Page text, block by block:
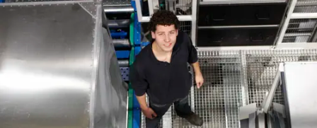
ga je één dag per week
naar school. Meestal heb
arbeidsovereenkomst
met het erkende
leerbedrijf en krijg je
salaris.
leerjaar 4
Een ander diploma of
bewijsstuk dat de
overheid heeft erkend
op basis van een
ministeriële regeling.
Met deze opleiding kun je
doorstromen naar een